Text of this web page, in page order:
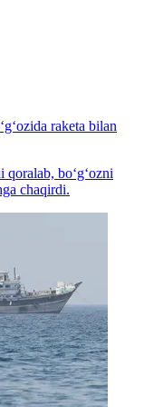
raketa bilan
bo‘g‘ozni
chaqirdi.